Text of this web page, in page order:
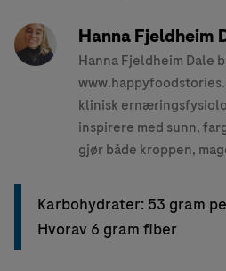
Hanna Fjeldheim
Hanna Fjeldheim Dale
klinisk
inspirere med sunn,
gjør både kroppen,
Karbohydrater: 53 gram
Hvorav 6 gram fiber